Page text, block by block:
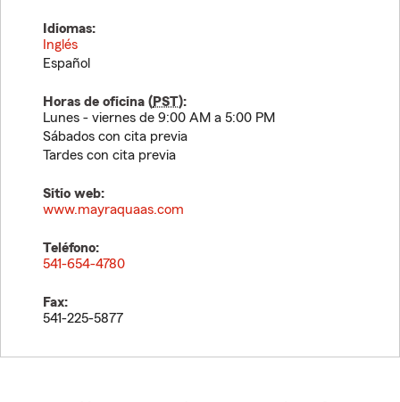
Idiomas:
Inglés
Español
Horas de oficina (PST):
Lunes - viernes de 9:00 AM a 5:00 PM
Sábados con cita previa
Tardes con cita previa
Sitio web:
www.mayraquaas.com
Teléfono:
541-654-4780
Fax:
541-225-5877